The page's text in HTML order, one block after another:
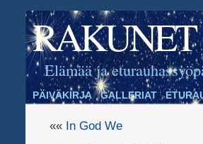
RAKUNET
Elämää ja
PÄIVÄKIRJA GALLERIAT
«« In God We